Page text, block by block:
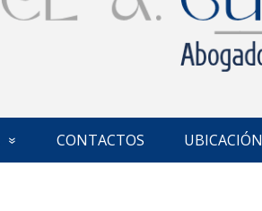
CONTACTOS UBICACIÓN